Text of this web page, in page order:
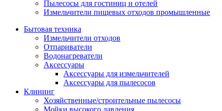
Пылесосы для гостиниц и отелей
Измельчители пищевых отходов промышленные
Бытовая техника
Измельчители отходов
Отпариватели
Водонагреватели
Аксессуары
Аксессуары для измельчителей
Аксессуары для пылесосов
Клининг
Хозяйственные/строительные пылесосы
Мойки высокого давления